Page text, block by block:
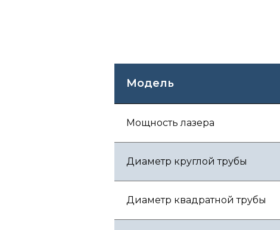
Модель
Мощность лазера
Диаметр круглой трубы
Диаметр квадратной трубы